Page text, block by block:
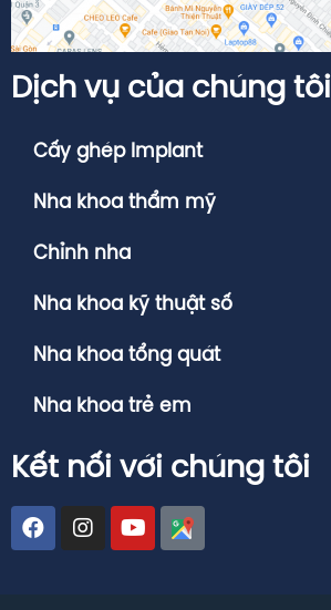
Dịch vụ của chúng tôi
Cấy ghép Implant
Nha khoa thẩm mỹ
Chỉnh nha
Nha khoa kỹ thuật số
Nha khoa tổng quát
Nha khoa trẻ em
Kết nối với chúng tôi